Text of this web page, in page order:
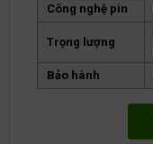
Công nghệ pin
Trọng lượng
Bảo hành